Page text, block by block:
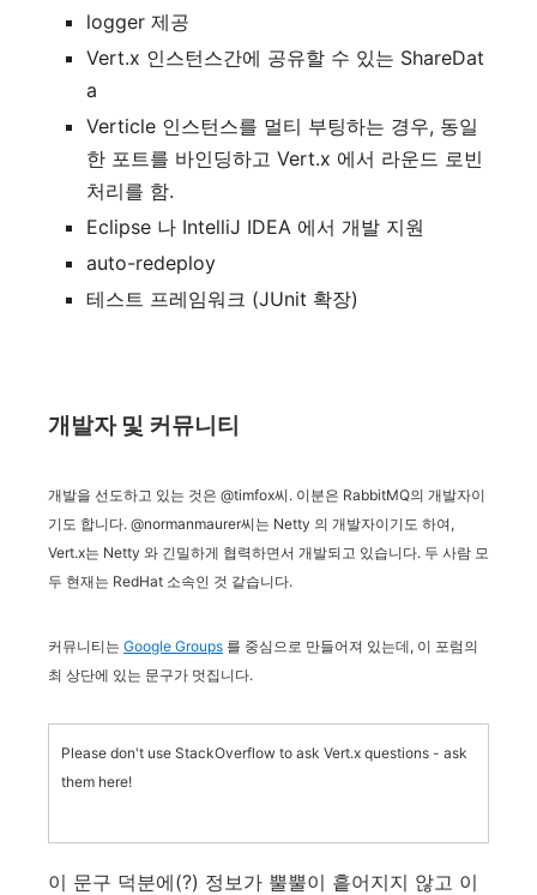
logger 제공
Vert.x 인스턴스간에 공유할 수 있는 ShareDat
a
Verticle 인스턴스를 멀티 부팅하는 경우, 동일
한 포트를 바인딩하고 Vert.x 에서 라운드 로빈
처리를 함.
Eclipse 나 IntelliJ IDEA 에서 개발 지원
auto-redeploy
테스트 프레임워크 (JUnit 확장)
개발자 및 커뮤니티
개발을 선도하고 있는 것은 @timfox씨. 이분은 RabbitMQ의 개발자이
기도 합니다. @normanmaurer씨는 Netty 의 개발자이기도 하여,
Vert.x는 Netty 와 긴밀하게 협력하면서 개발되고 있습니다. 두 사람 모
두 현재는 RedHat 소속인 것 같습니다.
커뮤니티는 Google Groups 를 중심으로 만들어져 있는데, 이 포럼의
최 상단에 있는 문구가 멋집니다.
Please don't use StackOverflow to ask Vert.x questions - ask
them here!
이 문구 덕분에(?) 정보가 뿔뿔이 흩어지지 않고 이